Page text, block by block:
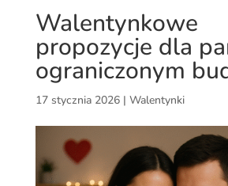
Walentynkowe
propozycje dla
ograniczonym
17 stycznia 2026| Walentynki